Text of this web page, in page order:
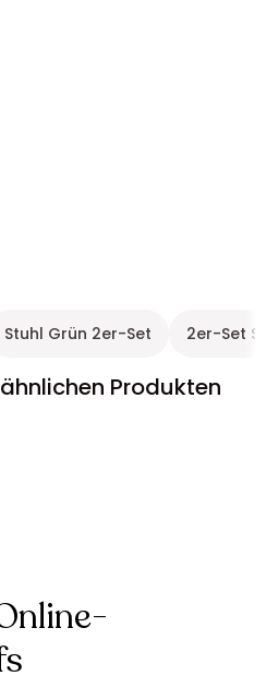
Stuhl Grün 2er-Set 2er-Set
Produkten